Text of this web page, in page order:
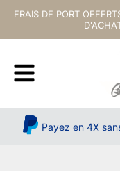
FRAIS DE PORT
Payez en 4X